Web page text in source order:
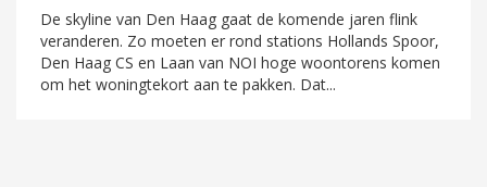
De skyline van Den Haag gaat de komende jaren flink
veranderen. Zo moeten er rond stations Hollands Spoor,
Den Haag CS en Laan van NOI hoge woontorens komen
om het woningtekort aan te pakken. Dat...